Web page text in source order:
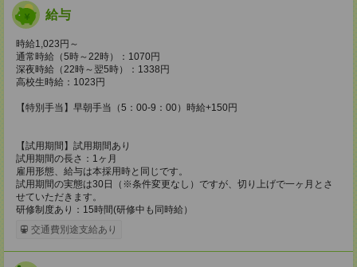
給与
時給1,023円～
通常時給（5時～22時）：1070円
深夜時給（22時～翌5時）：1338円
高校生時給：1023円
【特別手当】早朝手当（5：00-9：00）時給+150円
【試用期間】試用期間あり
試用期間の長さ：1ヶ月
雇用形態、給与は本採用時と同じです。
試用期間の実態は30日（※条件変更なし）ですが、切り上げで一ヶ月とさ
せていただきます。
研修制度あり：15時間(研修中も同時給）
交通費別途支給あり